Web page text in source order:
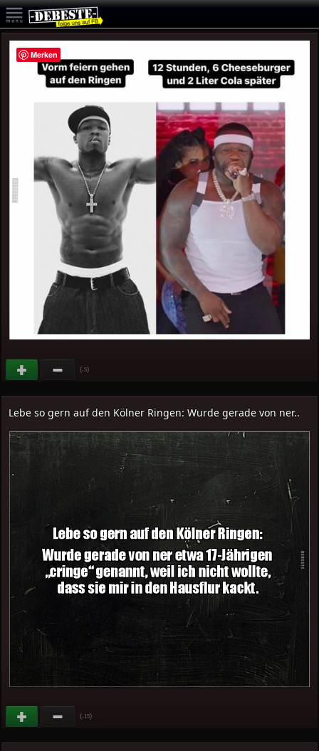
(-5)
Lebe so gern auf den Kölner Ringen: Wurde gerade von ner..
(-15)
Merken